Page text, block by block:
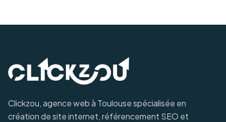
Clickzou, agence web à Toulouse spécialisée en
création de site internet, référencement SEO et